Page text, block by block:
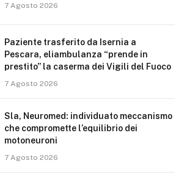
7 Agosto 2026
Paziente trasferito da Isernia a
Pescara, eliambulanza “prende in
prestito” la caserma dei Vigili del Fuoco
7 Agosto 2026
Sla, Neuromed: individuato meccanismo
che compromette l’equilibrio dei
motoneuroni
7 Agosto 2026